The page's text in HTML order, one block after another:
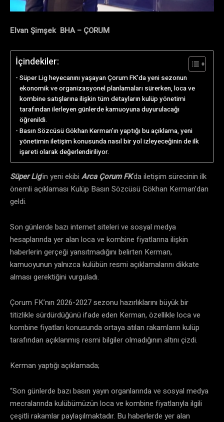
Elvan Şimşek BHA – ÇORUM
İçindekiler:
Süper Lig heyecanını yaşayan Çorum FK’da yeni sezonun
ekonomik ve organizasyonel planlamaları sürerken, loca ve
kombine satışlarına ilişkin tüm detayların kulüp yönetimi
tarafından ilerleyen günlerde kamuoyuna duyurulacağı
öğrenildi.
Basın Sözcüsü Gökhan Kerman’ın yaptığı bu açıklama, yeni
yönetimin iletişim konusunda nasıl bir yol izleyeceğinin de ilk
işareti olarak değerlendiriliyor.
Süper Lig‘in yeni ekibi Arca Çorum FK‘da iletişim sürecinin ilk
önemli açıklaması Kulüp Basın Sözcüsü Gökhan Kerman’dan
geldi.
Son günlerde bazı internet siteleri ve sosyal medya
hesaplarında yer alan loca ve kombine fiyatlarına ilişkin
haberlerin gerçeği yansıtmadığını belirten Kerman,
kamuoyunun yalnızca kulübün resmi açıklamalarını dikkate
alması gerektiğini vurguladı.
Çorum FK’nın 2026-2027 sezonu hazırlıklarını büyük bir
titizlikle sürdürdüğünü ifade eden Kerman, özellikle loca ve
kombine fiyatları konusunda ortaya atılan rakamların kulüp
tarafından açıklanmış resmi bilgiler olmadığının altını çizdi.
Kerman yaptığı açıklamada;
“Son günlerde bazı basın yayın organlarında ve sosyal medya
mecralarında kulübümüzün loca ve kombine fiyatlarıyla ilgili
çeşitli rakamlar paylaşılmaktadır. Bu haberlerde yer alan